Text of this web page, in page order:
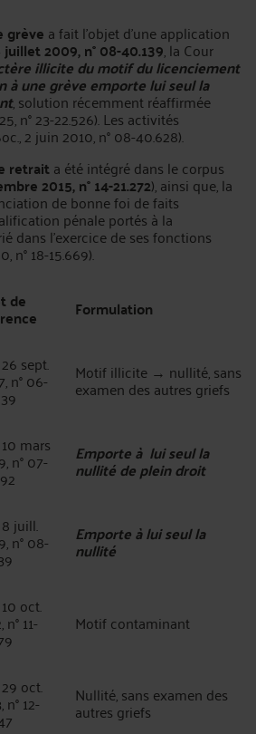
grève a fait l'objet d'une application
juillet 2009, n° 08-40.139, la Cour
illicite du motif du licenciement
à une grève emporte lui seul la
, solution récemment réaffirmée
n° 23-22.526). Les activités
2 juin 2010, n° 08-40.628).
retraita été intégré dans le corpus
2015, n° 14-21.272), ainsi que, la
de bonne foi de faits
pénale portés à la
dans l'exercice de ses fonctions
n° 18-15.669).
de Formulation
sept.
n° 06- Motif illicite → nullité, sans
examen des autres griefs
mars
n° 07- Emporte à lui seul la
nullité de plein droit
juill.
n° 08- Emporte à lui seul la
nullité
oct.
11- Motif contaminant
oct.
n° 12- Nullité, sans examen des
autres griefs